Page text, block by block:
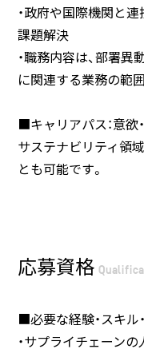
・政府や国際機関と
課題解決
・職務内容は、部署
に関連する業務の範
■キャリアパス：意欲
サステナビリティ領
とも可能です。
応募資格
■必要な経験・スキル
・サプライチェーン